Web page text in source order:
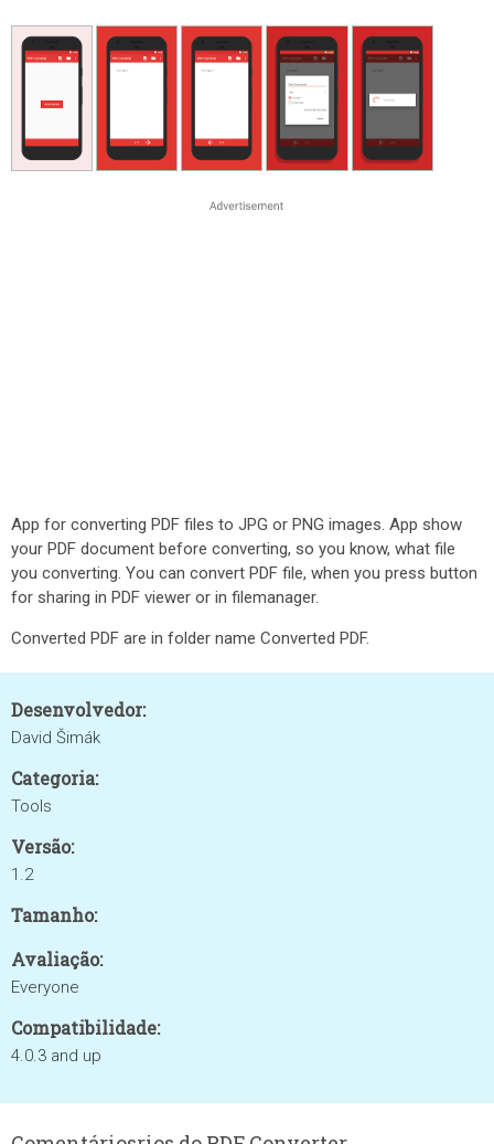
App for converting PDF files to JPG or PNG images. App show
your PDF document before converting, so you know, what file
you converting. You can convert PDF file, when you press button
for sharing in PDF viewer or in filemanager.
Converted PDF are in folder name Converted PDF.
Desenvolvedor:
David Šimák
Categoria:
Tools
Versão:
1.2
Tamanho:
Avaliação:
Everyone
Compatibilidade:
4.0.3 and up